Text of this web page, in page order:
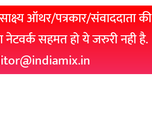
ऑथर/पत्रकार/संवाददाता की
नेटवर्क सहमत हो ये जरुरी नही है.